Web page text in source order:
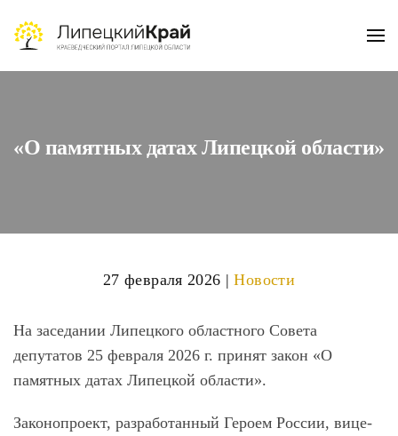
Skip to main content
«О памятных датах Липецкой области»
27 февраля 2026 |Новости
На заседании Липецкого областного Совета
депутатов 25 февраля 2026 г. принят закон «О
памятных датах Липецкой области».
Законопроект, разработанный Героем России, вице-